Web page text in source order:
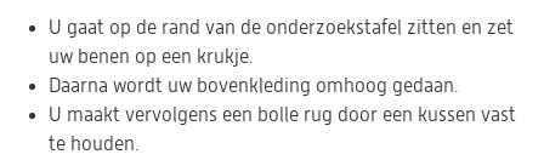
U gaat op de rand van de onderzoekstafel zitten en zet
uw benen op een krukje.
Daarna wordt uw bovenkleding omhoog gedaan.
U maakt vervolgens een bolle rug door een kussen vast
te houden.